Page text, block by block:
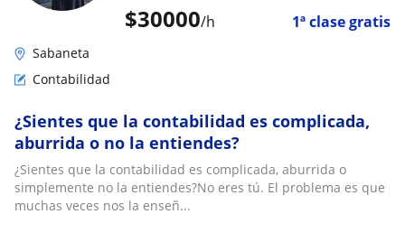
$30000/h 1ª clase gratis
Sabaneta
Contabilidad
¿Sientes que la contabilidad es complicada,
aburrida o no la entiendes?
¿Sientes que la contabilidad es complicada, aburrida o
simplemente no la entiendes?No eres tú. El problema es que
muchas veces nos la enseñ...